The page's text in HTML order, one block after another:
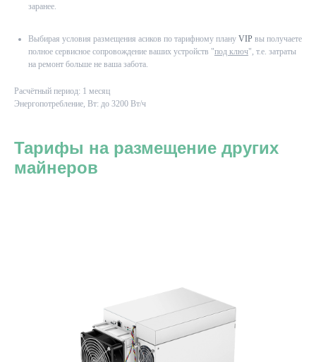
заранее.
Выбирая условия размещения асиков по тарифному плану VIP вы получаете
полное сервисное сопровождение ваших устройств "под ключ", т.е. затраты
на ремонт больше не ваша забота.
Расчётный период: 1 месяц
Энергопотребление, Вт: до 3200 Вт/ч
Тарифы на размещение других
майнеров